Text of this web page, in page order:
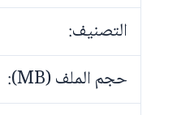
التصنيف:
حجم الملف (MB):